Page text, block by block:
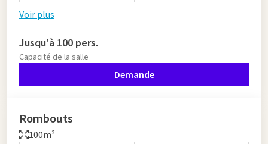
Voir plus
Jusqu'à 100 pers.
Capacité de la salle
Demande
Rombouts
100m²